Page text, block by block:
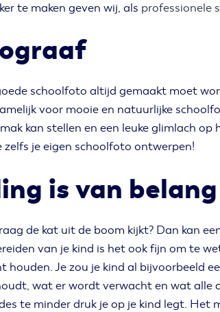
te maken geven wij, als professionele
schoolfoto altijd gemaakt moet
voor mooie en natuurlijke
kan stellen en een leuke glimlach op
zelfs je eigen schoolfoto ontwerpen!
is van belang
de kat uit de boom kijkt? Dan kan
van je kind is het ook fijn om te
Je zou je kind al bijvoorbeeld
wat er wordt verwacht en wat alle
te minder druk je op je kind legt. Het